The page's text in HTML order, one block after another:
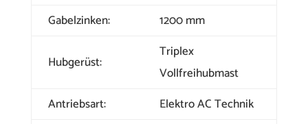
Gabelzinken:
1200 mm
Hubgerüst:
Triplex
Vollfreihubmast
Antriebsart:
Elektro AC Technik